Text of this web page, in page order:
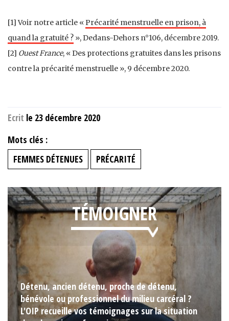
[1] Voir notre article « Précarité menstruelle en prison, à
quand la gratuité ? », Dedans-Dehors n°106, décembre 2019.
[2] Ouest France, « Des protections gratuites dans les prisons
contre la précarité menstruelle », 9 décembre 2020.
Ecrit le 23 décembre 2020
Mots clés :
FEMMES DÉTENUES
PRÉCARITÉ
TÉMOIGNER
Détenu, ancien détenu, proche de détenu,
bénévole ou professionnel du milieu carcéral ?
L'OIP recueille vos témoignages sur la situation